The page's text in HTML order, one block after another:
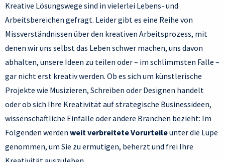
Kreative Lösungswege sind in vielerlei Lebens- und
Arbeitsbereichen gefragt. Leider gibt es eine Reihe von
Missverständnissen über den kreativen Arbeitsprozess, mit
denen wir uns selbst das Leben schwer machen, uns davon
abhalten, unsere Ideen zu teilen oder – im schlimmsten Falle –
gar nicht erst kreativ werden. Ob es sich um künstlerische
Projekte wie Musizieren, Schreiben oder Designen handelt
oder ob sich Ihre Kreativität auf strategische Businessideen,
wissenschaftliche Einfälle oder andere Branchen bezieht: Im
Folgenden werden weit verbreitete Vorurteileunter die Lupe
genommen, um Sie zu ermutigen, beherzt und frei Ihre